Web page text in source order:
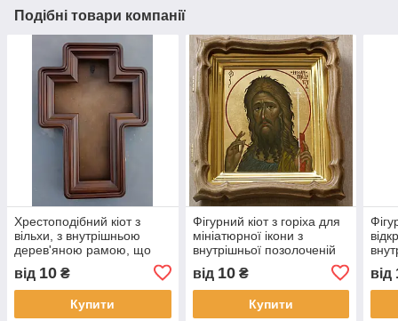
Подібні товари компанії
Хрестоподібний кіот з
вільхи, з внутрішньою
дерев'яною рамою, що
від 10 ₴
Купити
Фігурний кіот з горіха для
мініатюрної ікони з
внутрішньої позолоченій
від 10₴
Купити
від